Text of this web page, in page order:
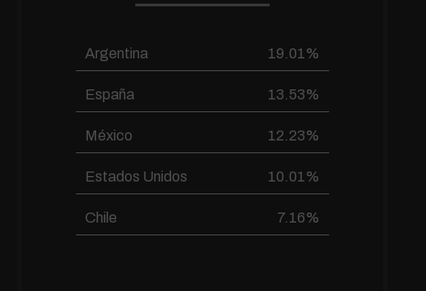
Argentina 19.01%
España 13.53%
México 12.23%
Estados Unidos 10.01%
Chile 7.16%